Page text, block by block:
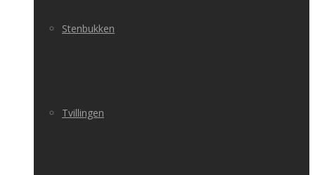
Stenbukken
Tvillingen